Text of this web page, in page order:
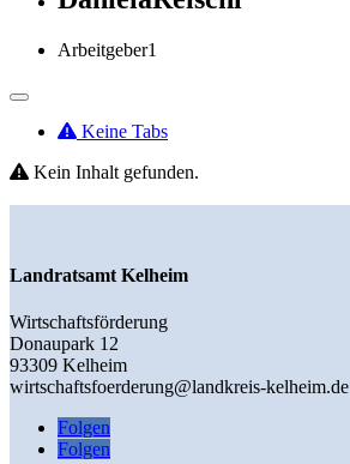
Arbeitgeber1
Keine Tabs
Kein Inhalt gefunden.
Landratsamt Kelheim
Wirtschaftsförderung
Donaupark 12
93309 Kelheim
wirtschaftsfoerderung@landkreis-kelheim.de
Folgen
Folgen